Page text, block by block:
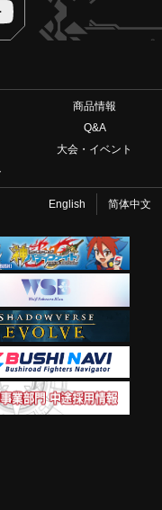
商品情報
Q&A
大会・イベント
English 简体中文